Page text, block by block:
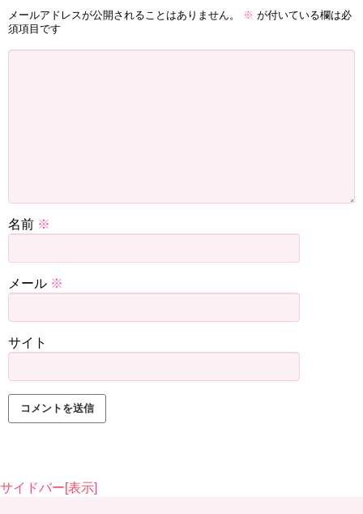
峯岸「なんかお話ししてくれたりとか、お酒増えて」
すよ」
ミッツ「靴をね」
峯岸「靴をね！びっくりした〜」
『峯岸みなみ』っていう名前のの画数の中で『19』ってい
う数字。この『19』っていう数字自体が『酒』と『異性の
トラブル』に巻き込まれやすいっていうのがついてるんで
すよ。
か」
メールアドレスが公開されることはありません。 ※ が付いている欄は必
須項目です
名前 ※
メール ※
サイト
サイドバー[表示]